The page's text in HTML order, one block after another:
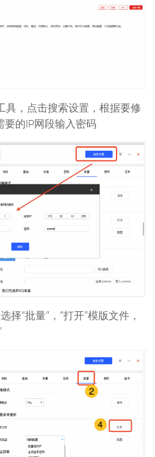
具，点击搜索设置，根据要修
要的IP网段输入密码
择“批量”，“打开”模版文件，